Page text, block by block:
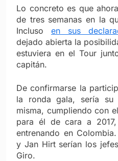
Lo concreto es que
de tres semanas en la
Incluso en sus
dejado abierta la
estuviera en el Tour
capitán.
De confirmarse la
la ronda gala, sería su
misma, cumpliendo con el
para él de cara a
entrenando en
y Jan Hirt serían los
Giro.